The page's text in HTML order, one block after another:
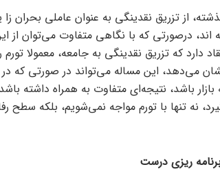
از تزریق نقدینگی به عنوان عاملی بحران
اند، درصورتی که با نگاهی متفاوت می‌توان
دارد که تزریق نقدینگی به جامعه، معمولا تورم
می‌دهد، این مساله می‌تواند در صورتی که در
باشد، نتیجه‌ای متفاوت به همراه داشته
نه تنها با تورم مواجه نمی‌شویم، بلکه سطح
ریزی درست